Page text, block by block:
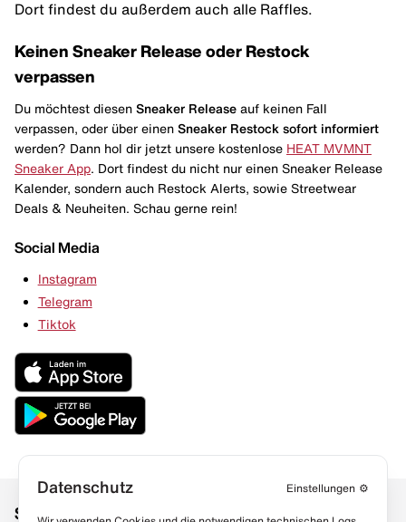
Dort findest du außerdem auch alle Raffles.
Keinen Sneaker Release oder Restock
verpassen
Du möchtest diesen Sneaker Release auf keinen Fall
verpassen, oder über einen Sneaker Restock sofort informiert
werden? Dann hol dir jetzt unsere kostenlose HEAT MVMNT
Sneaker App . Dort findest du nicht nur einen Sneaker Release
Kalender, sondern auch Restock Alerts, sowie Streetwear
Deals & Neuheiten. Schau gerne rein!
Social Media
Instagram
Telegram
Tiktok
Social Media Links
Datenschutz Einstellungen ⚙️